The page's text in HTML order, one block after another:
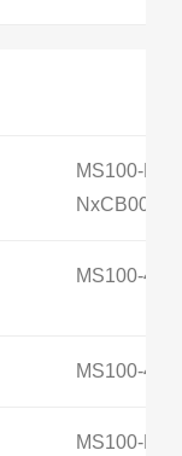
MS100-
NxCB00-
MS100-
MS100-
MS100-